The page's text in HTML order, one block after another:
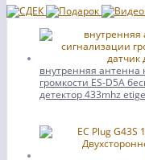
внутренняя антенна
громкости ES-D5A
детектор 433mhz